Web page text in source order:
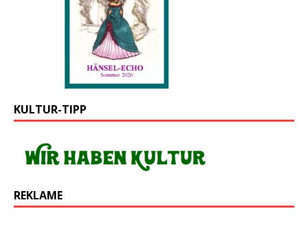
KULTUR-TIPP
REKLAME